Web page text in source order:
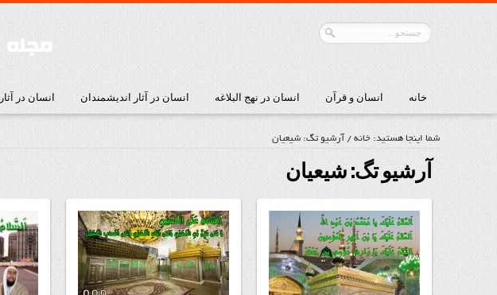
خانه انسان و قرآن انسان در نهج البلاغه انسان در آثار اندیشمندان انسان در
شما اینجا هستید: خانه / آرشیو تگ: شیعیان
آرشیو تگ:شیعیان